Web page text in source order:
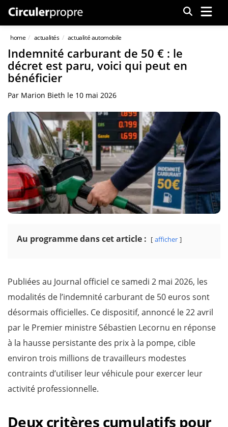
Menu
home actualités actualité automobile
Indemnité carburant de 50 € : le
décret est paru, voici qui peut en
bénéficier
Par Marion Bieth le 10 mai 2026
Au programme dans cet article : afficher
Publiées au Journal officiel ce samedi 2 mai 2026, les
modalités de l’indemnité carburant de 50 euros sont
désormais officielles. Ce dispositif, annoncé le 22 avril
par le Premier ministre Sébastien Lecornu en réponse
à la hausse persistante des prix à la pompe, cible
environ trois millions de travailleurs modestes
contraints d’utiliser leur véhicule pour exercer leur
activité professionnelle.
Deux critères cumulatifs pour